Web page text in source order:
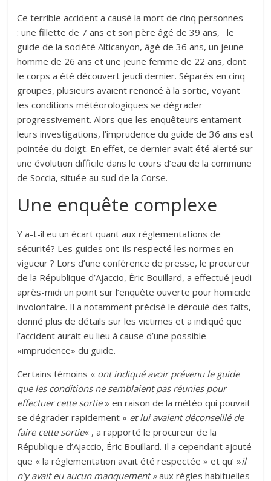
Ce terrible accident a causé la mort de cinq personnes
: une fillette de 7 ans et son père âgé de 39 ans, le
guide de la société Alticanyon, âgé de 36 ans, un jeune
homme de 26 ans et une jeune femme de 22 ans, dont
le corps a été découvert jeudi dernier. Séparés en cinq
groupes, plusieurs avaient renoncé à la sortie, voyant
les conditions météorologiques se dégrader
progressivement. Alors que les enquêteurs entament
leurs investigations, l’imprudence du guide de 36 ans est
pointée du doigt. En effet, ce dernier avait été alerté sur
une évolution difficile dans le cours d’eau de la commune
de Soccia, située au sud de la Corse.
Une enquête complexe
Y a-t-il eu un écart quant aux réglementations de
sécurité? Les guides ont-ils respecté les normes en
vigueur ? Lors d’une conférence de presse, le procureur
de la République d’Ajaccio, Éric Bouillard, a effectué jeudi
après-midi un point sur l’enquête ouverte pour homicide
involontaire. Il a notamment précisé le déroulé des faits,
donné plus de détails sur les victimes et a indiqué que
l’accident aurait eu lieu à cause d’une possible
«imprudence» du guide.
Certains témoins « ont indiqué avoir prévenu le guide
que les conditions ne semblaient pas réunies pour
effectuer cette sortie» en raison de la météo qui pouvait
se dégrader rapidement « et lui avaient déconseillé de
faire cette sortie« , a rapporté le procureur de la
République d’Ajaccio, Éric Bouillard. Il a cependant ajouté
que « la réglementation avait été respectée » et qu’ »il
n’y avait eu aucun manquement »aux règles habituelles